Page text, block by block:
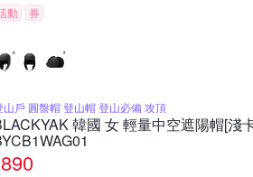
動 券
山戶 圓盤帽 登山帽 登山必備 攻頂
韓國 女 輕量中空遮陽帽[淺
890